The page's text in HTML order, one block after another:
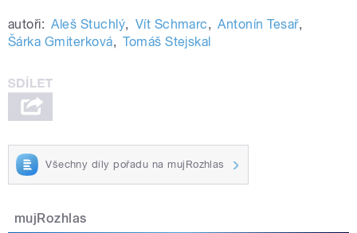
autoři: Aleš Stuchlý, Vít Schmarc, Antonín Tesař,
Šárka Gmiterková, Tomáš Stejskal
Všechny díly pořadu na mujRozhlas
mujRozhlas